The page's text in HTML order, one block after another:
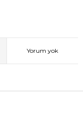
Yorum yok